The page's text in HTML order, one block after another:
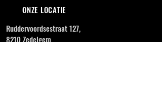
ONZE LOCATIE
Ruddervoordsestraat 127,
8210 Zedelgem